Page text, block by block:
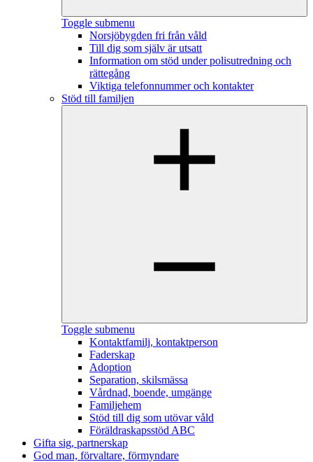
Toggle submenu
Norsjöbygden fri från våld
Till dig som själv är utsatt
Information om stöd under polisutredning och
rättegång
Viktiga telefonnummer och kontakter
Stöd till familjen
Toggle submenu
Kontaktfamilj, kontaktperson
Faderskap
Adoption
Separation, skilsmässa
Vårdnad, boende, umgänge
Familjehem
Stöd till dig som utövar våld
Föräldraskapsstöd ABC
Gifta sig, partnerskap
God man, förvaltare, förmyndare